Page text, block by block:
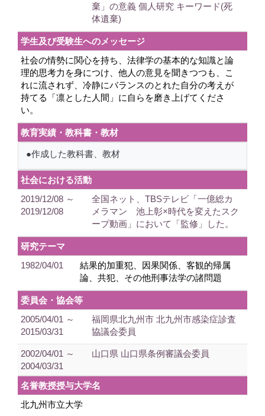
棄」の意義 個人研究 キーワード(死
体遺棄)
学生及び受験生へのメッセージ
社会の情勢に関心を持ち、法律学の基本的な知識と論
理的思考力を身につけ、他人の意見を聞きつつも、こ
れに流されず、冷静にバランスのとれた自分の考えが
持てる「凛とした人間」に自らを磨き上げてくださ
い。
教育実績・教科書・教材
●作成した教科書、教材
社会における活動
2019/12/08 ～
2019/12/08
全国ネット、TBSテレビ「一億総カ
メラマン 池上彰×時代を変えたスク
ープ動画」において「監修」した。
研究テーマ
1982/04/01
結果的加重犯、因果関係、客観的帰属
論、共犯、その他刑事法学の諸問題
委員会・協会等
2005/04/01 ～
2015/03/31
福岡県北九州市 北九州市感染症診査
協議会委員
2002/04/01 ～
2004/03/31
山口県 山口県条例審議会委員
名誉教授授与大学名
北九州市立大学